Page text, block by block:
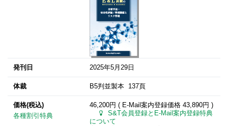
発刊日 2025年5月29日
体裁 B5判並製本 137頁
価格(税込)
各種割引特典
46,200円 ( E-Mail案内登録価格 43,890円 )
S&T会員登録とE-Mail案内登録特典
について